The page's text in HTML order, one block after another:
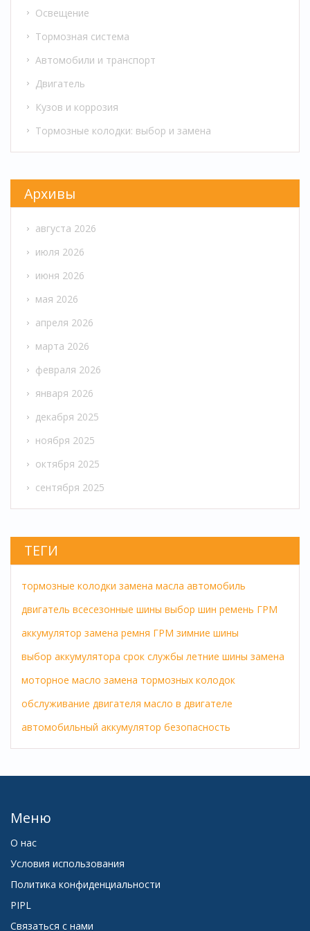
Освещение
Тормозная система
Автомобили и транспорт
Двигатель
Кузов и коррозия
Тормозные колодки: выбор и замена
Архивы
августа 2026
июля 2026
июня 2026
мая 2026
апреля 2026
марта 2026
февраля 2026
января 2026
декабря 2025
ноября 2025
октября 2025
сентября 2025
ТЕГИ
тормозные колодки замена масла автомобиль
двигатель всесезонные шины выбор шин ремень ГРМ
аккумулятор замена ремня ГРМ зимние шины
выбор аккумулятора срок службы летние шины замена
моторное масло замена тормозных колодок
обслуживание двигателя масло в двигателе
автомобильный аккумулятор безопасность
Меню
О нас
Условия использования
Политика конфиденциальности
PIPL
Связаться с нами